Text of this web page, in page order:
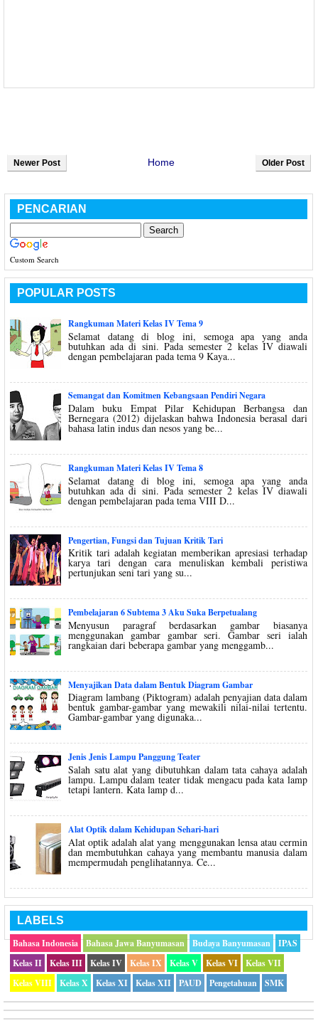
Newer Post Older Post
Home
PENCARIAN
Custom Search
POPULAR POSTS
Rangkuman Materi Kelas IV Tema 9
Selamat datang di blog ini, semoga apa yang anda
butuhkan ada di sini. Pada semester 2 kelas IV diawali
dengan pembelajaran pada tema 9 Kaya...
Semangat dan Komitmen Kebangsaan Pendiri Negara
Dalam buku Empat Pilar Kehidupan Berbangsa dan
Bernegara (2012) dijelaskan bahwa Indonesia berasal dari
bahasa latin indus dan nesos yang be...
Rangkuman Materi Kelas IV Tema 8
Selamat datang di blog ini, semoga apa yang anda
butuhkan ada di sini. Pada semester 2 kelas IV diawali
dengan pembelajaran pada tema VIII D...
Pengertian, Fungsi dan Tujuan Kritik Tari
Kritik tari adalah kegiatan memberikan apresiasi terhadap
karya tari dengan cara menuliskan kembali peristiwa
pertunjukan seni tari yang su...
Pembelajaran 6 Subtema 3 Aku Suka Berpetualang
Menyusun paragraf berdasarkan gambar biasanya
menggunakan gambar gambar seri. Gambar seri ialah
rangkaian dari beberapa gambar yang menggamb...
Menyajikan Data dalam Bentuk Diagram Gambar
Diagram lambang (Piktogram) adalah penyajian data dalam
bentuk gambar-gambar yang mewakili nilai-nilai tertentu.
Gambar-gambar yang digunaka...
Jenis Jenis Lampu Panggung Teater
Salah satu alat yang dibutuhkan dalam tata cahaya adalah
lampu. Lampu dalam teater tidak mengacu pada kata lamp
tetapi lantern. Kata lamp d...
Alat Optik dalam Kehidupan Sehari-hari
Alat optik adalah alat yang menggunakan lensa atau cermin
dan membutuhkan cahaya yang membantu manusia dalam
mempermudah penglihatannya. Ce...
LABELS
Bahasa Indonesia
Bahasa Jawa Banyumasan Budaya Banyumasan
IPAS
Kelas II
Kelas III Kelas IV Kelas IX Kelas V Kelas VI
Kelas VII
Kelas VIII
Kelas X Kelas XI Kelas XII PAUD Pengetahuan SMK